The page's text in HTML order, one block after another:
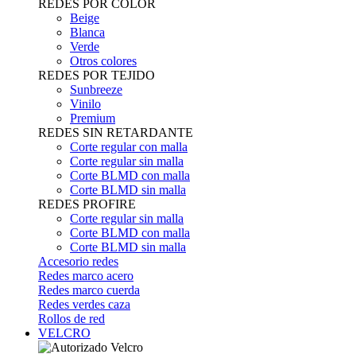
REDES POR COLOR
Beige
Blanca
Verde
Otros colores
REDES POR TEJIDO
Sunbreeze
Vinilo
Premium
REDES SIN RETARDANTE
Corte regular con malla
Corte regular sin malla
Corte BLMD con malla
Corte BLMD sin malla
REDES PROFIRE
Corte regular sin malla
Corte BLMD con malla
Corte BLMD sin malla
Accesorio redes
Redes marco acero
Redes marco cuerda
Redes verdes caza
Rollos de red
VELCRO